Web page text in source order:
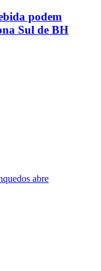
podem
Sul de BH
abre